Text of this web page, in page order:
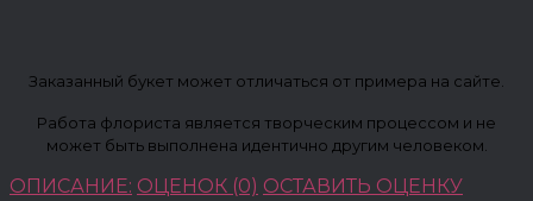
Заказанный букет может отличаться от примера на сайте.
Работа флориста является творческим процессом и не
может быть выполнена идентично другим человеком.
ОПИСАНИЕ: ОЦЕНОК (0) ОСТАВИТЬ ОЦЕНКУ